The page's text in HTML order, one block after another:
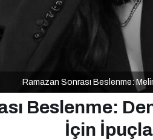
Ramazan Sonrası Beslenme:
Beslenme:
İçin